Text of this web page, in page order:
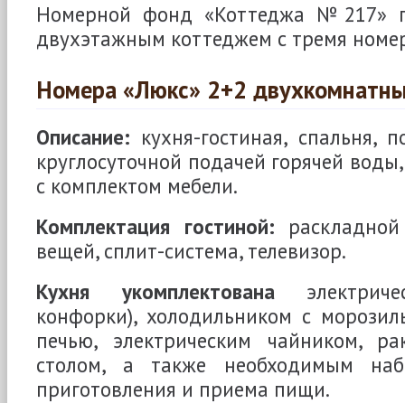
Номерной фонд «Коттеджа №217»
двухэтажным коттеджем с тремя
Номера «Люкс» 2+2
Описание: кухня-гостиная, спальня,
круглосуточной подачей горячей
с комплектом мебели.
Комплектация гостиной:
вещей, сплит-система, телевизор.
Кухня укомплектована
конфорки), холодильником с
печью, электрическим чайником,
столом, а также необходимым
приготовления и приема пищи.